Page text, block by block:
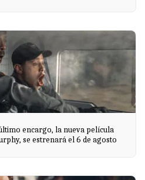
encargo, la nueva película
se estrenará el 6 de agosto